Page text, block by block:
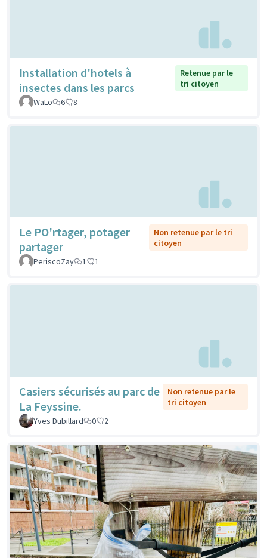
Installation d'hotels à
insectes dans les parcs
Retenue par le
tri citoyen
WaLo
6 8
Le PO'rtager, potager
partager
Non retenue par le tri
citoyen
PeriscoZay
1 1
Casiers sécurisés au parc de
La Feyssine.
Non retenue par le
tri citoyen
Yves Dubillard
0 2